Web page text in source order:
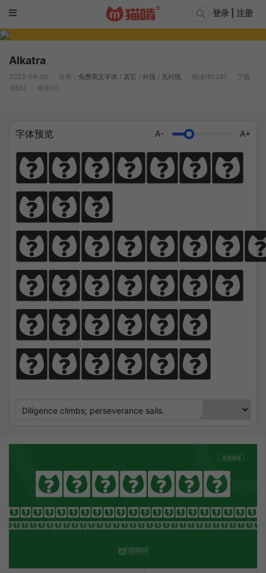
登录 | 注册
Alkatra
2023-04-06 分类： 免费英文字体 / 其它 / 外国 / 无衬线 阅读(8528)
下载
(865)
评论(0)
字体预览 A- A+
Diligen
ce
climbs;
perseve
rance
sails.
Alkatra
SEEK NOTHING
Sharpens Love, presence